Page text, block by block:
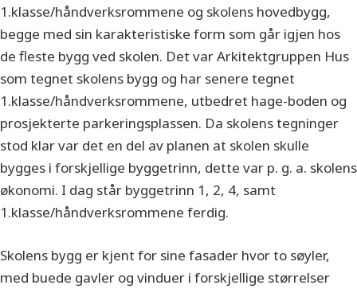
1.klasse/håndverksrommene og skolens hovedbygg,
begge med sin karakteristiske form som går igjen hos
de fleste bygg ved skolen. Det var Arkitektgruppen Hus
som tegnet skolens bygg og har senere tegnet
1.klasse/håndverksrommene, utbedret hage-boden og
prosjekterte parkeringsplassen. Da skolens tegninger
stod klar var det en del av planen at skolen skulle
bygges i forskjellige byggetrinn, dette var p. g. a. skolens
økonomi. I dag står byggetrinn 1, 2, 4, samt
1.klasse/håndverksrommene ferdig.
Skolens bygg er kjent for sine fasader hvor to søyler,
med buede gavler og vinduer i forskjellige størrelser